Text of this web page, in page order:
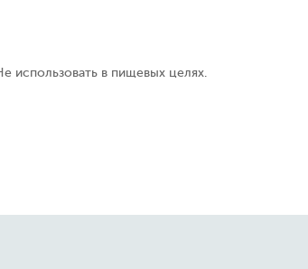
использовать в пищевых целях.